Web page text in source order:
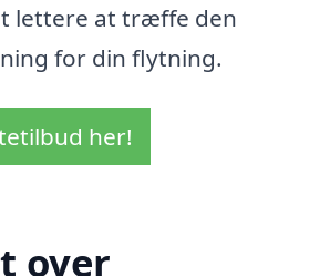
lettere at træffe den
for din flytning.
her!
over